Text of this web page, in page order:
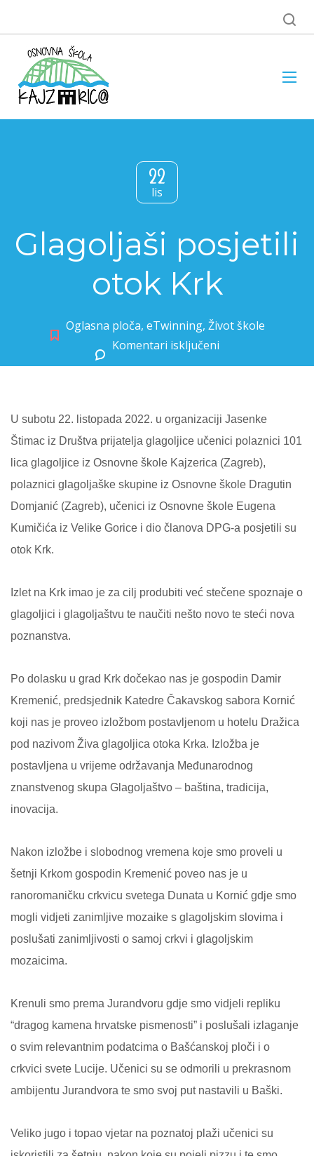
22
lis
Glagoljaši posjetili
otok Krk
Oglasna ploča, eTwinning, Život škole
Komentari isključeni
U subotu 22. listopada 2022. u organizaciji Jasenke
Štimac iz Društva prijatelja glagoljice učenici polaznici 101
lica glagoljice iz Osnovne škole Kajzerica (Zagreb),
polaznici glagoljaške skupine iz Osnovne škole Dragutin
Domjanić (Zagreb), učenici iz Osnovne škole Eugena
Kumičića iz Velike Gorice i dio članova DPG-a posjetili su
otok Krk.
Izlet na Krk imao je za cilj produbiti već stečene spoznaje o
glagoljici i glagoljaštvu te naučiti nešto novo te steći nova
poznanstva.
Po dolasku u grad Krk dočekao nas je gospodin Damir
Kremenić, predsjednik Katedre Čakavskog sabora Kornić
koji nas je proveo izložbom postavljenom u hotelu Dražica
pod nazivom Živa glagoljica otoka Krka. Izložba je
postavljena u vrijeme održavanja Međunarodnog
znanstvenog skupa Glagoljaštvo – baština, tradicija,
inovacija.
Nakon izložbe i slobodnog vremena koje smo proveli u
šetnji Krkom gospodin Kremenić poveo nas je u
ranoromaničku crkvicu svetega Dunata u Kornić gdje smo
mogli vidjeti zanimljive mozaike s glagoljskim slovima i
poslušati zanimljivosti o samoj crkvi i glagoljskim
mozaicima.
Krenuli smo prema Jurandvoru gdje smo vidjeli repliku
“dragog kamena hrvatske pismenosti” i poslušali izlaganje
o svim relevantnim podatcima o Bašćanskoj ploči i o
crkvici svete Lucije. Učenici su se odmorili u prekrasnom
ambijentu Jurandvora te smo svoj put nastavili u Baški.
Veliko jugo i topao vjetar na poznatoj plaži učenici su